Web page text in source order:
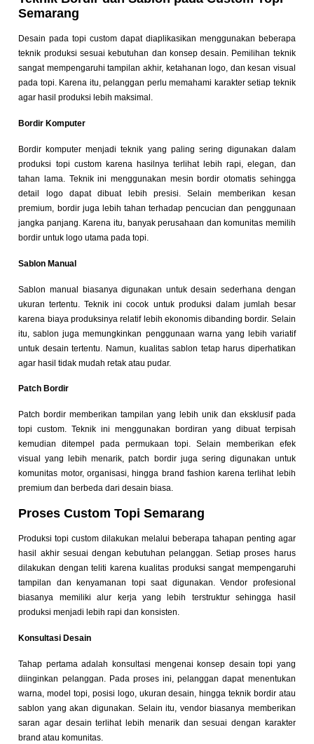
Semarang
Desain pada topi custom dapat diaplikasikan menggunakan beberapa
teknik produksi sesuai kebutuhan dan konsep desain. Pemilihan teknik
sangat mempengaruhi tampilan akhir, ketahanan logo, dan kesan visual
pada topi. Karena itu, pelanggan perlu memahami karakter setiap teknik
agar hasil produksi lebih maksimal.
Bordir Komputer
Bordir komputer menjadi teknik yang paling sering digunakan dalam
produksi topi custom karena hasilnya terlihat lebih rapi, elegan, dan
tahan lama. Teknik ini menggunakan mesin bordir otomatis sehingga
detail logo dapat dibuat lebih presisi. Selain memberikan kesan
premium, bordir juga lebih tahan terhadap pencucian dan penggunaan
jangka panjang. Karena itu, banyak perusahaan dan komunitas memilih
bordir untuk logo utama pada topi.
Sablon Manual
Sablon manual biasanya digunakan untuk desain sederhana dengan
ukuran tertentu. Teknik ini cocok untuk produksi dalam jumlah besar
karena biaya produksinya relatif lebih ekonomis dibanding bordir. Selain
itu, sablon juga memungkinkan penggunaan warna yang lebih variatif
untuk desain tertentu. Namun, kualitas sablon tetap harus diperhatikan
agar hasil tidak mudah retak atau pudar.
Patch Bordir
Patch bordir memberikan tampilan yang lebih unik dan eksklusif pada
topi custom. Teknik ini menggunakan bordiran yang dibuat terpisah
kemudian ditempel pada permukaan topi. Selain memberikan efek
visual yang lebih menarik, patch bordir juga sering digunakan untuk
komunitas motor, organisasi, hingga brand fashion karena terlihat lebih
premium dan berbeda dari desain biasa.
Proses Custom Topi Semarang
Produksi topi custom dilakukan melalui beberapa tahapan penting agar
hasil akhir sesuai dengan kebutuhan pelanggan. Setiap proses harus
dilakukan dengan teliti karena kualitas produksi sangat mempengaruhi
tampilan dan kenyamanan topi saat digunakan. Vendor profesional
biasanya memiliki alur kerja yang lebih terstruktur sehingga hasil
produksi menjadi lebih rapi dan konsisten.
Konsultasi Desain
Tahap pertama adalah konsultasi mengenai konsep desain topi yang
diinginkan pelanggan. Pada proses ini, pelanggan dapat menentukan
warna, model topi, posisi logo, ukuran desain, hingga teknik bordir atau
sablon yang akan digunakan. Selain itu, vendor biasanya memberikan
saran agar desain terlihat lebih menarik dan sesuai dengan karakter
brand atau komunitas.